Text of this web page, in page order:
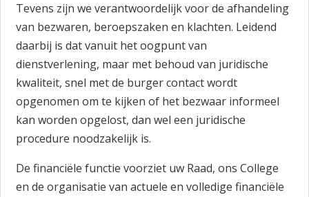
Tevens zijn we verantwoordelijk voor de afhandeling
van bezwaren, beroepszaken en klachten. Leidend
daarbij is dat vanuit het oogpunt van
dienstverlening, maar met behoud van juridische
kwaliteit, snel met de burger contact wordt
opgenomen om te kijken of het bezwaar informeel
kan worden opgelost, dan wel een juridische
procedure noodzakelijk is.
De financiële functie voorziet uw Raad, ons College
en de organisatie van actuele en volledige financiële